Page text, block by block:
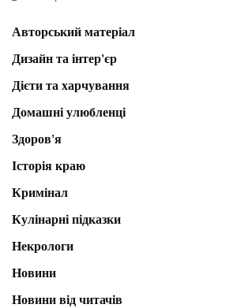
Авторський матеріал
Дизайн та інтер'єр
Дієти та харчування
Домашні улюбленці
Здоров'я
Історія краю
Кримінал
Кулінарні підказки
Некрологи
Новини
Новини від читачів